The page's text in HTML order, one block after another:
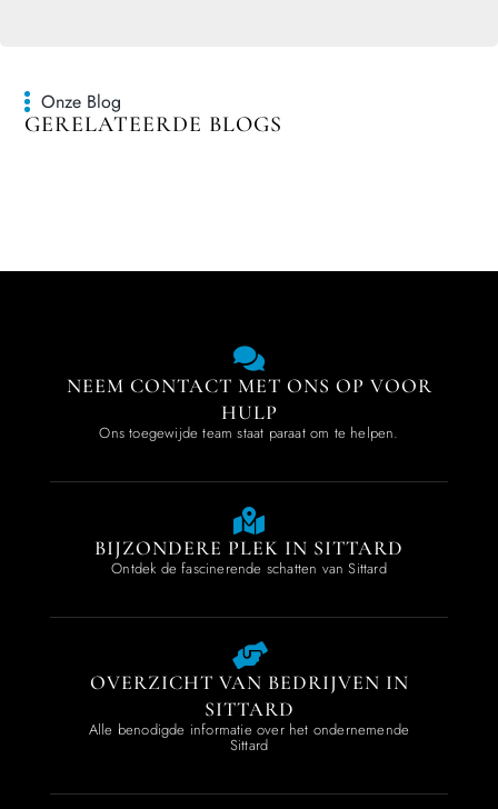
Onze Blog
GERELATEERDE BLOGS
NEEM CONTACT MET ONS OP VOOR
HULP
Ons toegewijde team staat paraat om te helpen.
BIJZONDERE PLEK IN SITTARD
Ontdek de fascinerende schatten van Sittard
OVERZICHT VAN BEDRIJVEN IN
SITTARD
Alle benodigde informatie over het ondernemende
Sittard